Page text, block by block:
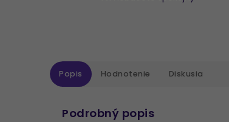
Popis Hodnotenie Diskusia
Podrobný popis